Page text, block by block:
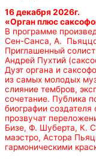
16 декабря 2026г.
«Орган плюс
В программе
Сен-Санса, А.
Приглашенный
Андрей Пухтий
Дуэт органа и
из самых молодых
слияние тембров,
сочетание. Публика
биографии
прозвучат
Бизе, Ф. Шуберта, К.
маэстро, Астора
гармоническими